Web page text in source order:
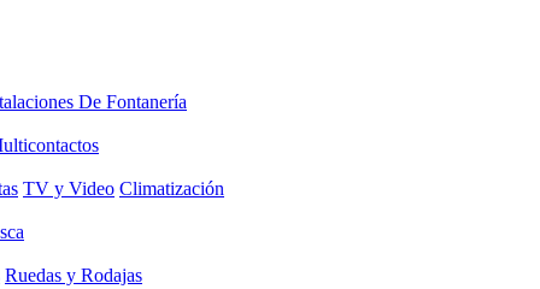
De Fontanería
TV y Video Climatización
Ruedas y Rodajas